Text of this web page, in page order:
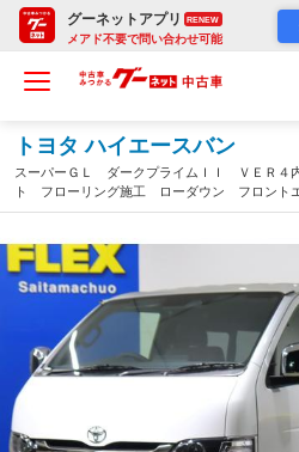
グーネットアプリ RENEW
メアド不要で問い合わせ可能
トヨタ ハイエースバン
スーパーＧＬ ダークプライムＩＩ ＶＥＲ４
ト フローリング施工 ローダウン フロント
チディスプレイオーディオＰＬＵＳ アルミ
県）